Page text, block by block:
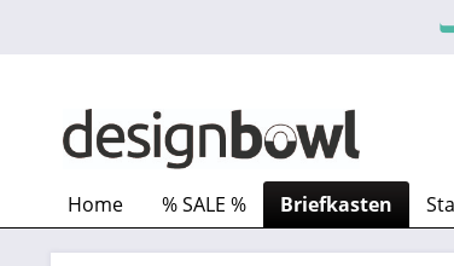
Home % SALE % Briefkasten